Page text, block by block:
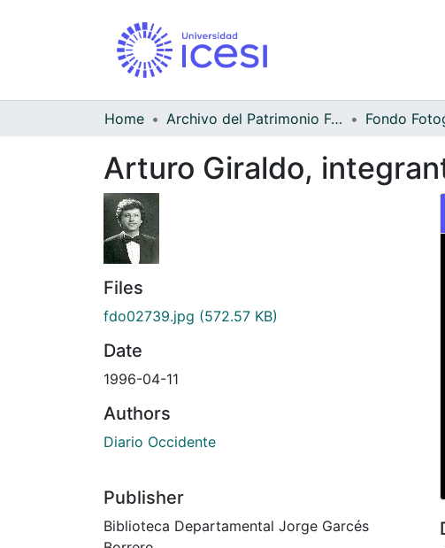
Home Archivo del Patrimonio Fotográfico y Fílmico del Valle del Cauca
Arturo Giraldo,
Files
fdo02739.jpg (572.57 KB)
Date
1996-04-11
Authors
Diario Occidente
Publisher
Biblioteca Departamental Jorge Garcés